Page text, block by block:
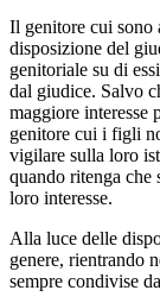
Il genitore cui sono
disposizione del
genitoriale su di
dal giudice. Salvo
maggiore interesse
genitore cui i figli
vigilare sulla loro
quando ritenga che
loro interesse.
Alla luce delle
genere, rientrando
sempre condivise